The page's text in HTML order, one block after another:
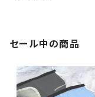
セール中の商品